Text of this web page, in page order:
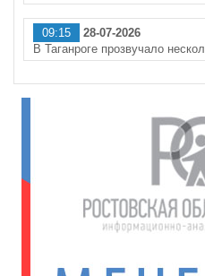
09:15
28-07-2026
В Таганроге прозвучало